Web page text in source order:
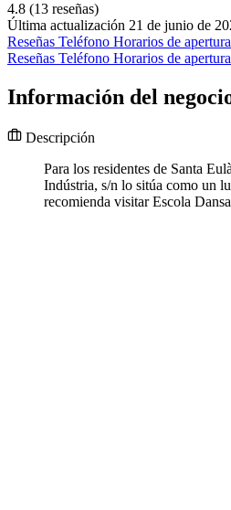
4.8 (13 reseñas)
Última actualización 21 de junio de
Reseñas Teléfono Horarios de apertura
Reseñas Teléfono Horarios de apertura
Información del
Descripción
Para los residentes de Santa
Indústria, s/n lo sitúa como un
recomienda visitar Escola